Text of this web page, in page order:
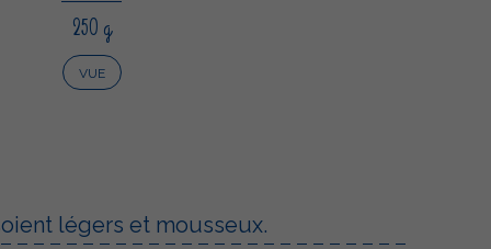
250 g
VUE
légers et mousseux.